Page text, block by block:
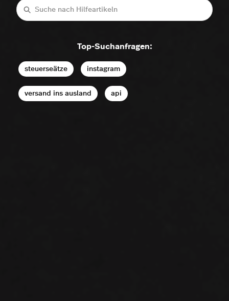
Suche
Top-Suchanfragen:
steuerseätze instagram
versand ins ausland api